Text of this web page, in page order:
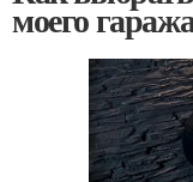
моего